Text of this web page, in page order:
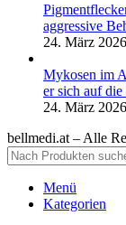
aggressive
24. März 2026
Mykosen im
er sich auf die
24. März 2026
bellmedi.at – Alle
Menü
Kategorien